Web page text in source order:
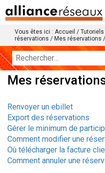
Vous êtes ici : Accueil /
réservations / Mes réservations /
Mes
Renvoyer un ebillet
Export des réservations
Gérer le minimum de
Comment modifier une
Où télécharger la facture
Comment annuler une